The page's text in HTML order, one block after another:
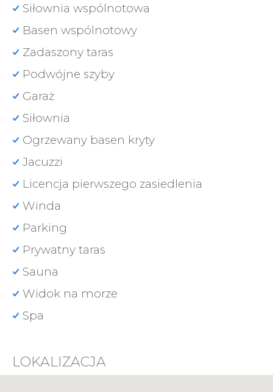
Siłownia wspólnotowa
Basen wspólnotowy
Zadaszony taras
Podwójne szyby
Garaż
Siłownia
Ogrzewany basen kryty
Jacuzzi
Licencja pierwszego zasiedlenia
Winda
Parking
Prywatny taras
Sauna
Widok na morze
Spa
LOKALIZACJA